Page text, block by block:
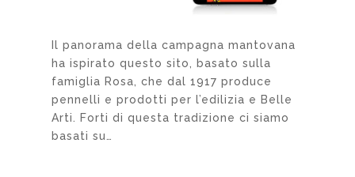
Il panorama della campagna mantovana
ha ispirato questo sito, basato sulla
famiglia Rosa, che dal 1917 produce
pennelli e prodotti per l’edilizia e Belle
Arti. Forti di questa tradizione ci siamo
basati su…